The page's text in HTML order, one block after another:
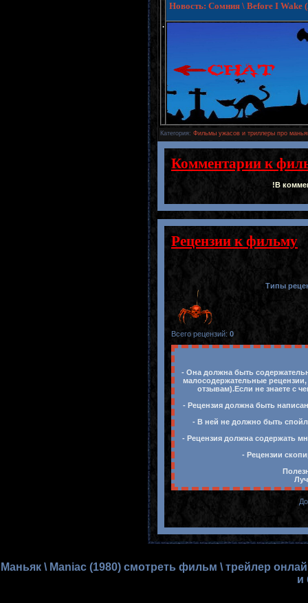
.
Новость: Сомния \ Before I Wake
Категория: Фильмы ужасов и триллеры про
Комментарии к
!В
Рецензии к фильму
Типы
Всего рецензий: 0
- Она должна быть
малосодержательные
отзывам).Если не знаете с
- Рецензия должна быть
- В ней не должно быть
- Рецензия должна содержать
- Рецензии
Маньяк \ Maniac (1980) смотреть фильм \ трейлер
и